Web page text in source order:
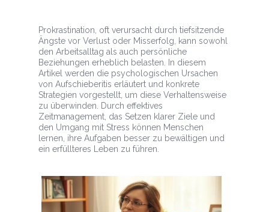
Prokrastination, oft verursacht durch tiefsitzende
Ängste vor Verlust oder Misserfolg, kann sowohl
den Arbeitsalltag als auch persönliche
Beziehungen erheblich belasten. In diesem
Artikel werden die psychologischen Ursachen
von Aufschieberitis erläutert und konkrete
Strategien vorgestellt, um diese Verhaltensweise
zu überwinden. Durch effektives
Zeitmanagement, das Setzen klarer Ziele und
den Umgang mit Stress können Menschen
lernen, ihre Aufgaben besser zu bewältigen und
ein erfüllteres Leben zu führen.